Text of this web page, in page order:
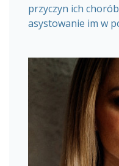
przyczyn ich
asystowanie im w